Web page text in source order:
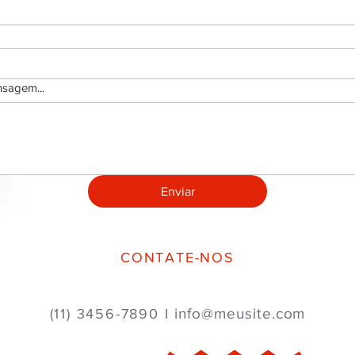
Enviar
CONTATE-NOS
(11) 3456-7890 I info@meusite.com